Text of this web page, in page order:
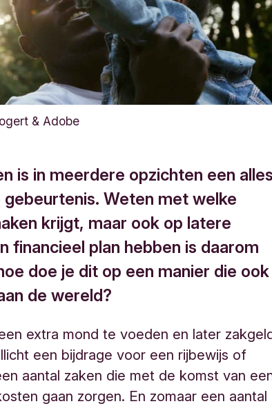
& Adobe
is in meerdere opzichten een alles
Weten met welke
krijgt, maar ook op latere
financieel plan hebben is daarom
doe je dit op een manier die ook
de wereld?
extra mond te voeden en later
een bijdrage voor een rijbewijs of
aantal zaken die met de komst van
gaan zorgen. En zomaar een aantal